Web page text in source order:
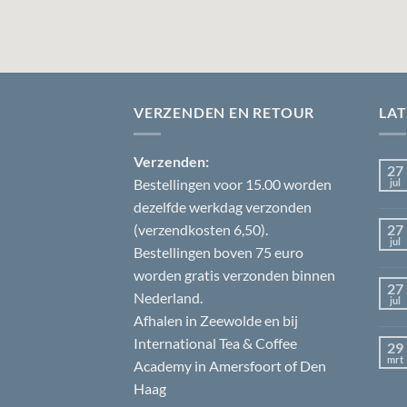
VERZENDEN EN RETOUR
Verzenden:
Bestellingen voor 15.00 worden
dezelfde werkdag verzonden
(verzendkosten 6,50).
Bestellingen boven 75 euro
worden gratis verzonden binnen
Nederland.
Afhalen in Zeewolde en bij
International Tea & Coffee
Academy in Amersfoort of Den
Haag
27
jul
27
jul
27
jul
29
mrt